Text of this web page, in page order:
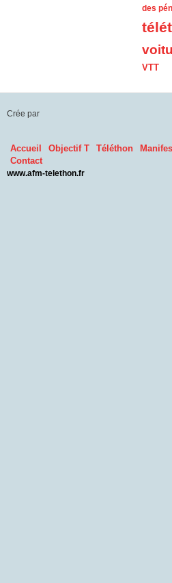
des
VTT
Crée par
Accueil Objectif T Téléthon
Contact
www.afm-telethon.fr